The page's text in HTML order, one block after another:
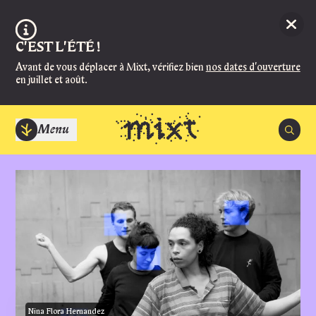
Information :
C'EST L'ÉTÉ !
Avant de vous déplacer à Mixt, vérifiez bien nos dates d'ouverture
en juillet et août.
Menu
Nina Flora Hernandez
ACCUEIL
Fermé, ouvre Lundi à 14:00
BILLETTERIE
Fermé, ouvre Jeudi 27 août à 14:00
Les soirs de spectacle, la billetterie ouvre 1h30 avant en salle Super et
Manger et
Infos
Mixt